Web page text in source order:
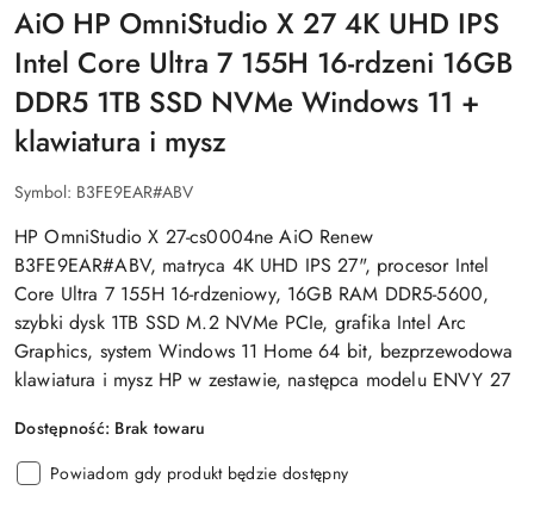
AiO HP OmniStudio X 27 4K UHD IPS
Intel Core Ultra 7 155H 16-rdzeni 16GB
DDR5 1TB SSD NVMe Windows 11 +
klawiatura i mysz
Symbol: B3FE9EAR#ABV
HP OmniStudio X 27-cs0004ne AiO Renew
B3FE9EAR#ABV, matryca 4K UHD IPS 27", procesor Intel
Core Ultra 7 155H 16-rdzeniowy, 16GB RAM DDR5-5600,
szybki dysk 1TB SSD M.2 NVMe PCIe, grafika Intel Arc
Graphics, system Windows 11 Home 64 bit, bezprzewodowa
klawiatura i mysz HP w zestawie, następca modelu ENVY 27
Dostępność: Brak towaru
Powiadom gdy produkt będzie dostępny